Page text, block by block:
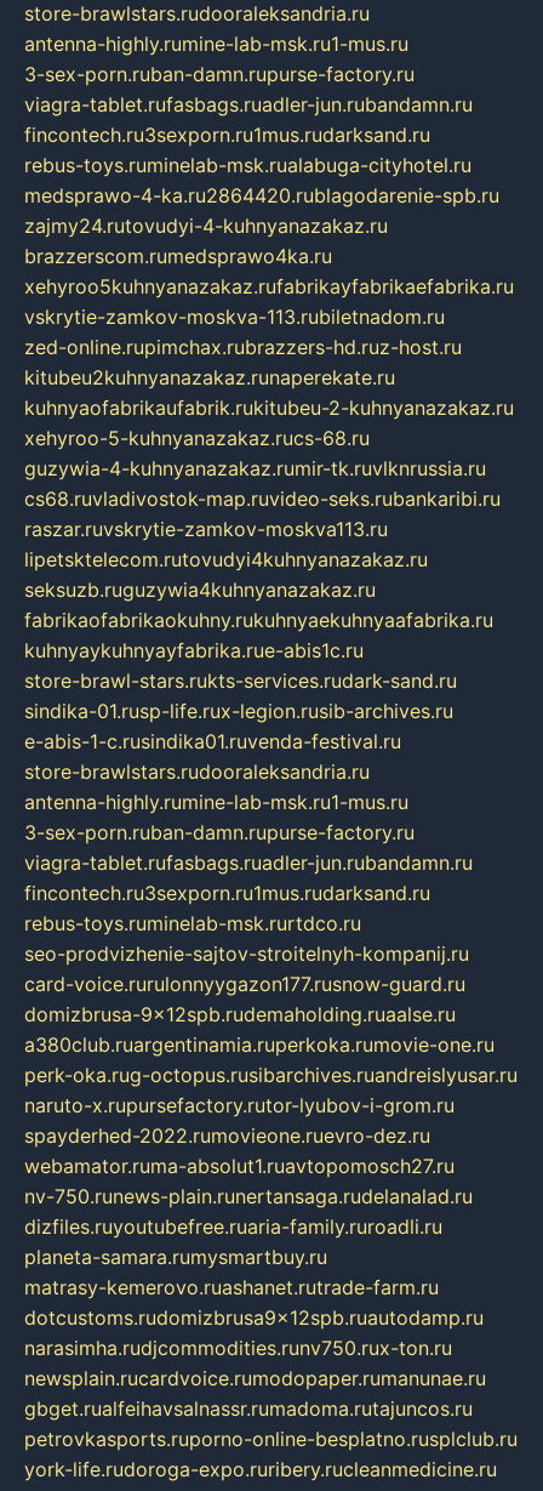
store-brawlstars.rudooraleksandria.ru
antenna-highly.rumine-lab-msk.ru1-mus.ru
3-sex-porn.ruban-damn.rupurse-factory.ru
viagra-tablet.rufasbags.ruadler-jun.rubandamn.ru
fincontech.ru3sexporn.ru1mus.rudarksand.ru
rebus-toys.ruminelab-msk.rualabuga-cityhotel.ru
medsprawo-4-ka.ru2864420.rublagodarenie-spb.ru
zajmy24.rutovudyi-4-kuhnyanazakaz.ru
brazzerscom.rumedsprawo4ka.ru
xehyroo5kuhnyanazakaz.rufabrikayfabrikaefabrika.ru
vskrytie-zamkov-moskva-113.rubiletnadom.ru
zed-online.rupimchax.rubrazzers-hd.ruz-host.ru
kitubeu2kuhnyanazakaz.runaperekate.ru
kuhnyaofabrikaufabrik.rukitubeu-2-kuhnyanazakaz.ru
xehyroo-5-kuhnyanazakaz.rucs-68.ru
guzywia-4-kuhnyanazakaz.rumir-tk.ruvlknrussia.ru
cs68.ruvladivostok-map.ruvideo-seks.rubankaribi.ru
raszar.ruvskrytie-zamkov-moskva113.ru
lipetsktelecom.rutovudyi4kuhnyanazakaz.ru
seksuzb.ruguzywia4kuhnyanazakaz.ru
fabrikaofabrikaokuhny.rukuhnyaekuhnyaafabrika.ru
kuhnyaykuhnyayfabrika.rue-abis1c.ru
store-brawl-stars.rukts-services.rudark-sand.ru
sindika-01.rusp-life.rux-legion.rusib-archives.ru
e-abis-1-c.rusindika01.ruvenda-festival.ru
store-brawlstars.rudooraleksandria.ru
antenna-highly.rumine-lab-msk.ru1-mus.ru
3-sex-porn.ruban-damn.rupurse-factory.ru
viagra-tablet.rufasbags.ruadler-jun.rubandamn.ru
fincontech.ru3sexporn.ru1mus.rudarksand.ru
rebus-toys.ruminelab-msk.rurtdco.ru
seo-prodvizhenie-sajtov-stroitelnyh-kompanij.ru
card-voice.rurulonnyygazon177.rusnow-guard.ru
domizbrusa-9x12spb.rudemaholding.ruaalse.ru
a380club.ruargentinamia.ruperkoka.rumovie-one.ru
perk-oka.rug-octopus.rusibarchives.ruandreislyusar.ru
naruto-x.rupursefactory.rutor-lyubov-i-grom.ru
spayderhed-2022.rumovieone.ruevro-dez.ru
webamator.ruma-absolut1.ruavtopomosch27.ru
nv-750.runews-plain.runertansaga.rudelanalad.ru
dizfiles.ruyoutubefree.ruaria-family.ruroadli.ru
planeta-samara.rumysmartbuy.ru
matrasy-kemerovo.ruashanet.rutrade-farm.ru
dotcustoms.rudomizbrusa9x12spb.ruautodamp.ru
narasimha.rudjcommodities.runv750.rux-ton.ru
newsplain.rucardvoice.rumodopaper.rumanunae.ru
gbget.rualfeihavsalnassr.rumadoma.rutajuncos.ru
petrovkasports.ruporno-online-besplatno.rusplclub.ru
york-life.rudoroga-expo.ruribery.rucleanmedicine.ru